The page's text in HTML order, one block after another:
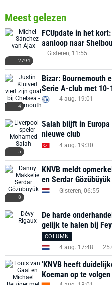
Meest gelezen
2794
FCUpdate in het
aanloop naar
Gisteren, 11:55
4
Bizar: Bournemouth
Serie A-club met 10-
4 aug. 19:01
5
Salah blijft in
nieuwe club
4 aug. 19:30
8
KNVB meldt
en Serdar Gözübüyük
Gisteren, 06:55
De harde
gelijk te halen bij
COLUMN
4 aug. 17:48
'KNVB heeft
Koeman op te